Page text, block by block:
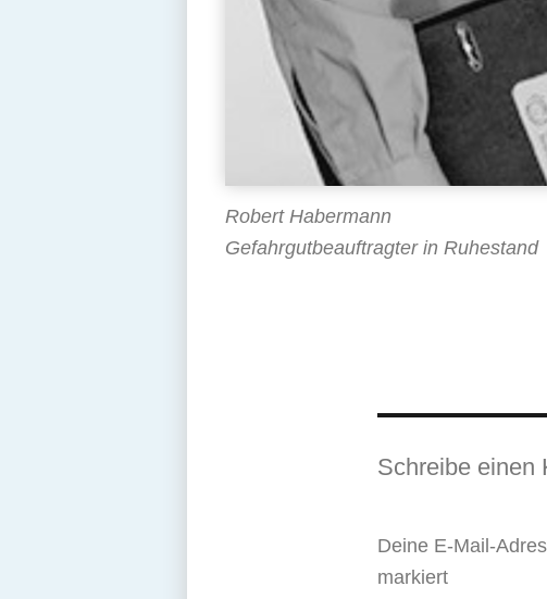
Robert Habermann
Gefahrgutbeauftragter in Ruhestand
Schreibe einen
Deine E-Mail-
markiert